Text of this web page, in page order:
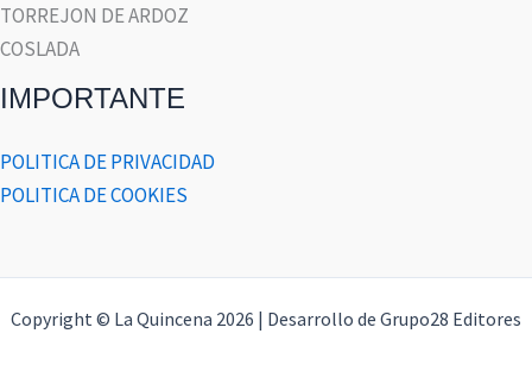
TORREJON DE ARDOZ
COSLADA
IMPORTANTE
POLITICA DE PRIVACIDAD
POLITICA DE COOKIES
Copyright © La Quincena 2026 | Desarrollo de Grupo28 Editores